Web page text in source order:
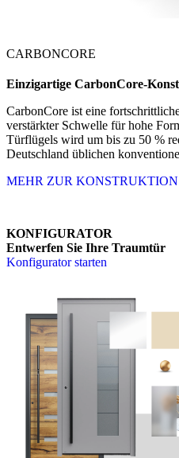
CARBONCORE
Einzigartige CarbonCore-
CarbonCore ist eine
verstärkter Schwelle für hohe
Türflügels wird um bis zu 50 %
Deutschland üblichen
MEHR ZUR KONSTRUKTION
KONFIGURATOR
Entwerfen Sie Ihre Traumtür
Konfigurator starten